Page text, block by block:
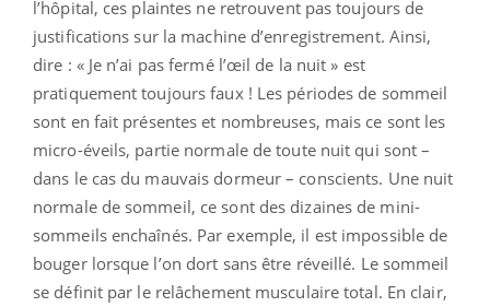
l’hôpital, ces plaintes ne retrouvent pas toujours de
justifications sur la machine d’enregistrement. Ainsi,
dire : « Je n’ai pas fermé l’œil de la nuit » est
pratiquement toujours faux ! Les périodes de sommeil
sont en fait présentes et nombreuses, mais ce sont les
micro-éveils, partie normale de toute nuit qui sont –
dans le cas du mauvais dormeur – conscients. Une nuit
normale de sommeil, ce sont des dizaines de mini-
sommeils enchaînés. Par exemple, il est impossible de
bouger lorsque l’on dort sans être réveillé. Le sommeil
se définit par le relâchement musculaire total. En clair,